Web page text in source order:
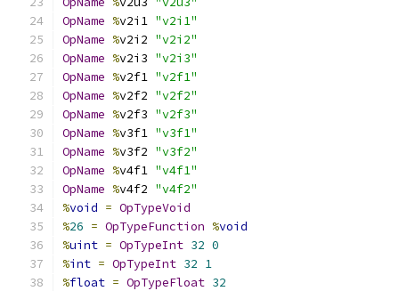
OpName %v2i1 "v2i1"
OpName %v2i2 "v2i2"
OpName %v2i3 "v2i3"
OpName %v2f1 "v2f1"
OpName %v2f2 "v2f2"
OpName %v2f3 "v2f3"
OpName %v3f1 "v3f1"
OpName %v3f2 "v3f2"
OpName %v4f1 "v4f1"
OpName %v4f2 "v4f2"
%void = OpTypeVoid
%26 = OpTypeFunction %void
%uint = OpTypeInt 32 0
%int = OpTypeInt 32 1
%float = OpTypeFloat 32